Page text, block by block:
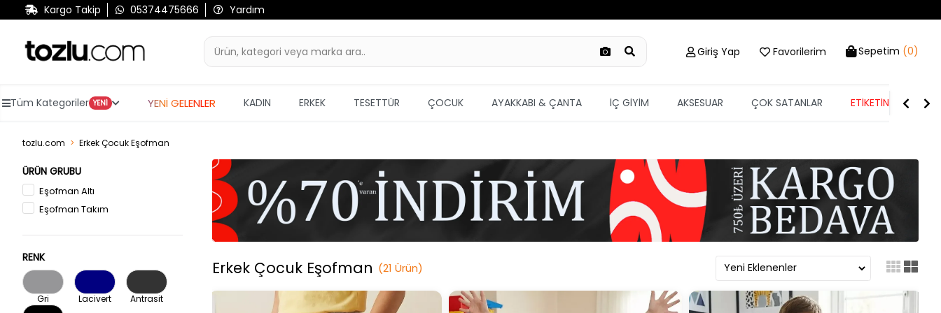
Kargo Takip 05374475666 Yardım
Giriş Yap Favorilerim Sepetim (0)
Tüm Kategoriler YENİ YENİ GELENLER KADIN ERKEK TESETTÜR ÇOCUK AYAKKABI & ÇANTA İÇ GİYİM AKSESUAR ÇOK SATANLAR ETİKETİN YARISI
tozlu.com Erkek Çocuk Eşofman
ÜRÜN GRUBU
Eşofman Altı
Eşofman Takım
RENK
Gri Lacivert Antrasit
Erkek Çocuk Eşofman (21 Ürün)